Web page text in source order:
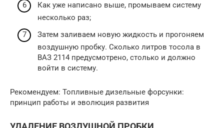
Как уже написано выше, промываем систему
несколько раз;
Затем заливаем новую жидкость и прогоняем
воздушную пробку. Сколько литров тосола в
ВАЗ 2114 предусмотрено, столько и должно
войти в систему.
Рекомендуем: Топливные дизельные форсунки:
принцип работы и эволюция развития